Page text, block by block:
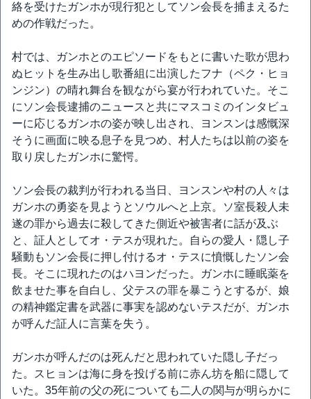
絡を受けたガンホが現行犯としてソン会長を捕まえるた
めの作戦だった。
村では、ガンホとのエピソードをもとに書いた歌が思わ
ぬヒットを生み出し歌番組に出演したフナ（ペク・ヒョ
ンジン）の晴れ舞台を観ながら宴が行われていた。そこ
にソン会長逮捕のニュースと共にマスコミのインタビュ
ーに応じるガンホの姿が映し出され、ヨンスンは感慨深
そうに画面に映る息子を見つめ、村人たちは以前の姿を
取り戻したガンホに驚愕。
ソン会長の裁判が行われる当日、ヨンスンや村の人々は
ガンホの勇姿を見ようとソウルへと上京。ソ室長殺人未
遂の罪から過去に殺してきた側近や被害者に話が及ぶ
と、証人としてオ・テスが現れた。自らの愛人・隠し子
騒動もソン会長に押し付けるオ・テスに憤慨したソン会
長。そこに現れたのはハヨンだった。ガンホに睡眠薬を
飲ませた事を自白し、父テスの罪を暴こうとするが、娘
の精神鑑定書を武器に事実を認めないテスだが、ガンホ
が呼んだ証人に言葉を失う。
ガンホが呼んだのは死んだと思われていた隠し子だっ
た。スヒョンは海に身を投げる前に赤ん坊を船に隠して
いた。35年前の父の死についても二人の関与が明らかに